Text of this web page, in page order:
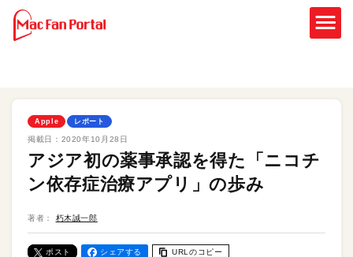
Apple レポート
掲載日： 2020年10月28日
アジア初の薬事承認を得た「ニコチ
ン依存症治療アプリ」の歩み
著者： 朽木誠一郎
ポスト シェアする URLのコピー